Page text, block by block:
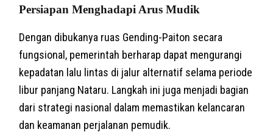
Persiapan Menghadapi Arus Mudik
Dengan dibukanya ruas Gending-Paiton secara
fungsional, pemerintah berharap dapat mengurangi
kepadatan lalu lintas di jalur alternatif selama periode
libur panjang Nataru. Langkah ini juga menjadi bagian
dari strategi nasional dalam memastikan kelancaran
dan keamanan perjalanan pemudik.